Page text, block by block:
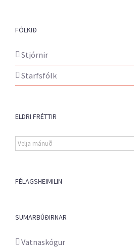
FÓLKIÐ
Stjórnir
Starfsfólk
ELDRI FRÉTTIR
Eldri
fréttir
FÉLAGSHEIMILIN
SUMARBÚÐIRNAR
Vatnaskógur